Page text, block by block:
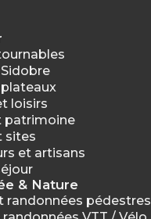
loisirs
patrimoine
sites
et artisans
& Nature
randonnées pédestres